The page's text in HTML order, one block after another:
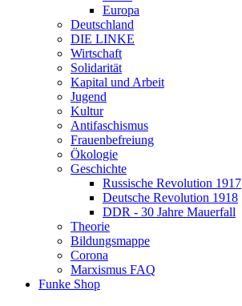
Europa
Deutschland
DIE LINKE
Wirtschaft
Solidarität
Kapital und Arbeit
Jugend
Kultur
Antifaschismus
Frauenbefreiung
Ökologie
Geschichte
Russische Revolution 1917
Deutsche Revolution 1918
DDR - 30 Jahre Mauerfall
Theorie
Bildungsmappe
Corona
Marxismus FAQ
Funke Shop